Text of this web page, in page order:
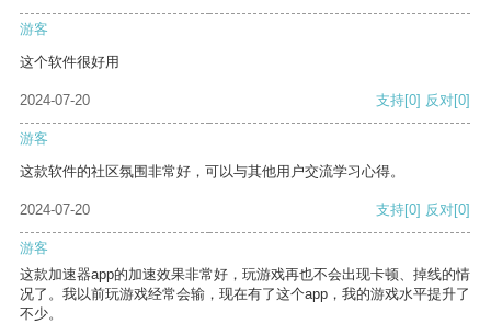
游客
这个软件很好用
2024-07-20 支持[0] 反对[0]
游客
这款软件的社区氛围非常好，可以与其他用户交流学习心得。
2024-07-20 支持[0] 反对[0]
游客
这款加速器app的加速效果非常好，玩游戏再也不会出现卡顿、掉线的情
况了。我以前玩游戏经常会输，现在有了这个app，我的游戏水平提升了
不少。